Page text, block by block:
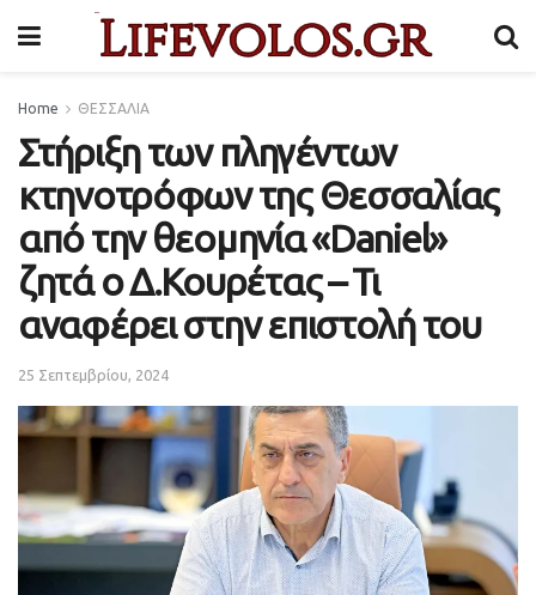
Home ΘΕΣΣΑΛΙΑ
Στήριξη των πληγέντων
κτηνοτρόφων της Θεσσαλίας
από την θεομηνία «Daniel»
ζητά ο Δ.Κουρέτας – Τι
αναφέρει στην επιστολή του
25 Σεπτεμβρίου, 2024